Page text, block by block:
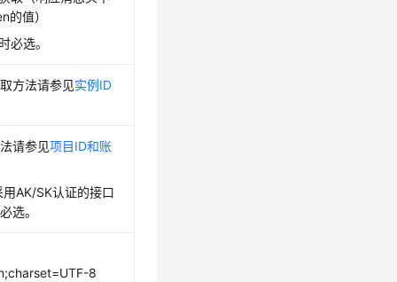
的值）
必选。
方法请参见实例ID
请参见项目ID和账
AK/SK认证的接口
选。
8